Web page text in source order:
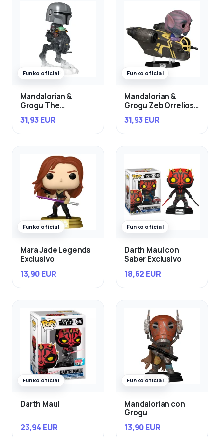
Funko oficial
Mandalorian &
Grogu The
Grogu in Imperial
Remnant AT-RT
31,93 EUR
Funko oficial
Mandalorian &
Grogu Zeb Orrelios
31,93 EUR
Funko oficial
Mara Jade Legends
Exclusivo
13,90 EUR
Funko oficial
Darth Maul con
Saber Exclusivo
18,62 EUR
Funko oficial
Darth Maul
23,94 EUR
Funko oficial
Mandalorian con
Grogu
13,90 EUR